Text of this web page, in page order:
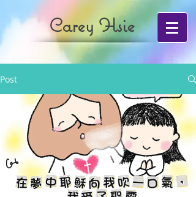
Carey Hsie
Post